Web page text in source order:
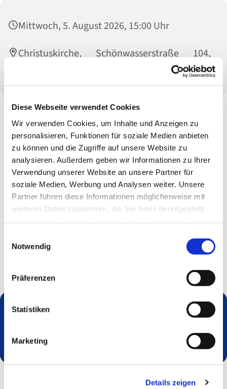
Diese Webseite verwendet Cookies
Wir verwenden Cookies, um Inhalte und Anzeigen zu
personalisieren, Funktionen für soziale Medien anbieten
zu können und die Zugriffe auf unsere Website zu
analysieren. Außerdem geben wir Informationen zu Ihrer
Verwendung unserer Website an unsere Partner für
soziale Medien, Werbung und Analysen weiter. Unsere
Partner führen diese Informationen möglicherweise mit
weiteren Daten zusammen, die Sie ihnen bereitgestellt
Notwendig
Präferenzen
Statistiken
Marketing
Details zeigen
Mittwoch, 5. August 2026, 15:00 Uhr
Christuskirche, Schönwasserstraße 104,